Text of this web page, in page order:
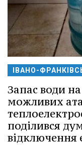
ІВАНО-
Запас води
можливих
поділився
відключення